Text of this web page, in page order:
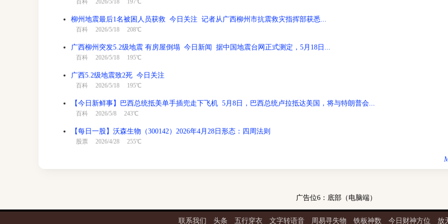
柳州地震最后1名被困人员获救 今日关注 记者从广西柳州市抗震救灾指挥部获悉...
百科 2026/5/18 208℃
广西柳州突发5.2级地震 有房屋倒塌 今日新闻 据中国地震台网正式测定，5月18日...
百科 2026/5/18 195℃
广西5.2级地震致2死 今日关注
百科 2026/5/18 195℃
【今日新鲜事】巴西总统抵美单手插兜走下飞机 5月8日，巴西总统卢拉抵达美国，将与特朗普会...
百科 2026/5/8 243℃
【每日一股】沃森生物（300142）2026年4月28日形态：四周法则
股票 2026/4/28 255℃
广告位6：底部（电脑端）
联系我们 头条 五行穿衣 文字转语音 周易寻失物 铁板神数 今日财神方位 放